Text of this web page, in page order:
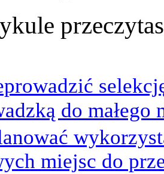
do małego
miejsc do